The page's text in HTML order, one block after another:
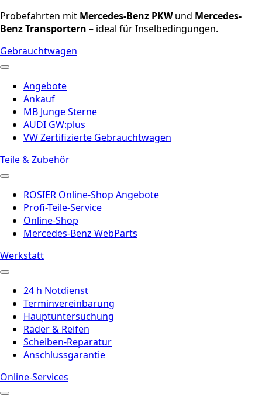
Probefahrten mit Mercedes-Benz PKWund Mercedes-
Benz Transportern – ideal für Inselbedingungen.
Gebrauchtwagen
Angebote
Ankauf
MB Junge Sterne
AUDI GW:plus
VW Zertifizierte Gebrauchtwagen
Teile & Zubehör
ROSIER Online-Shop Angebote
Profi-Teile-Service
Online-Shop
Mercedes-Benz WebParts
Werkstatt
24 h Notdienst
Terminvereinbarung
Hauptuntersuchung
Räder & Reifen
Scheiben-Reparatur
Anschlussgarantie
Online-Services